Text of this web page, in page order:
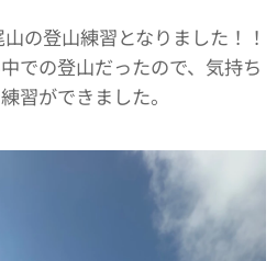
の登山練習となりました！！
での登山だったので、気持ち
習ができました。